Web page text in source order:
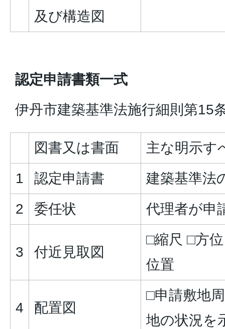
及び構造図
認定申請書類一式
伊丹市建築基準法施行細則第15
図書又は書面
主な明示す
1
認定申請書
建築基準法
2
委任状 代理者が申
3 付近見取図
□縮尺 □方
位置
4 配置図
□申請敷地
地の状況を